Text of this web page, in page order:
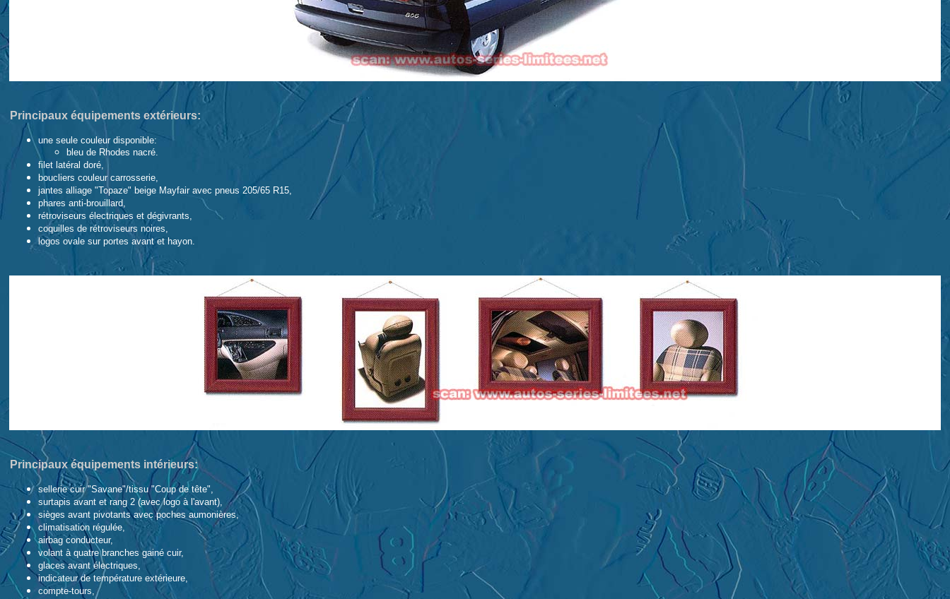
Principaux équipements extérieurs:
une seule couleur disponible:
bleu de Rhodes nacré.
filet latéral doré,
boucliers couleur carrosserie,
jantes alliage "Topaze" beige Mayfair avec pneus 205/65 R15,
phares anti-brouillard,
rétroviseurs électriques et dégivrants,
coquilles de rétroviseurs noires,
logos ovale sur portes avant et hayon.
Principaux équipements intérieurs:
sellerie cuir "Savane"/tissu "Coup de tête",
surtapis avant et rang 2 (avec logo à l'avant),
sièges avant pivotants avec poches aumonières,
climatisation régulée,
airbag conducteur,
volant à quatre branches gainé cuir,
glaces avant électriques,
indicateur de température extérieure,
compte-tours,